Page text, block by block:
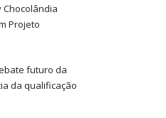
Chocolândia
Projeto
futuro da
da qualificação